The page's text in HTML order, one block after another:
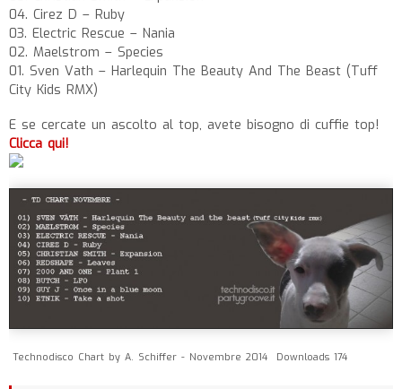
04. Cirez D – Ruby
03. Electric Rescue – Nania
02. Maelstrom – Species
01. Sven Vath – Harlequin The Beauty And The Beast (Tuff
City Kids RMX)
E se cercate un ascolto al top, avete bisogno di cuffie top!
Clicca qui!
Technodisco Chart by A. Schiffer - Novembre 2014 Downloads 174